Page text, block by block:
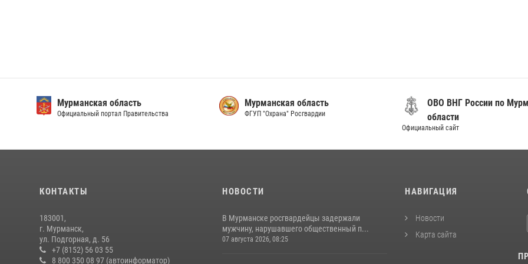
Мурманская область
Официальный портал Правительства
Мурманская область
ФГУП "Охрана" Росгвардии
ОВО ВНГ России по
области
Официальный сайт
КОНТАКТЫ
183001,
г. Мурманск,
ул. Подгорная, д. 56
+7 (8152) 56 03 55
8 800 350 08 97 (автоинформатор)
НОВОСТИ
В Мурманске росгвардейцы задержали
мужчину, нарушавшего общественный п...
07 августа 2026, 08:25
НАВИГАЦИЯ
Новости
Карта сайта